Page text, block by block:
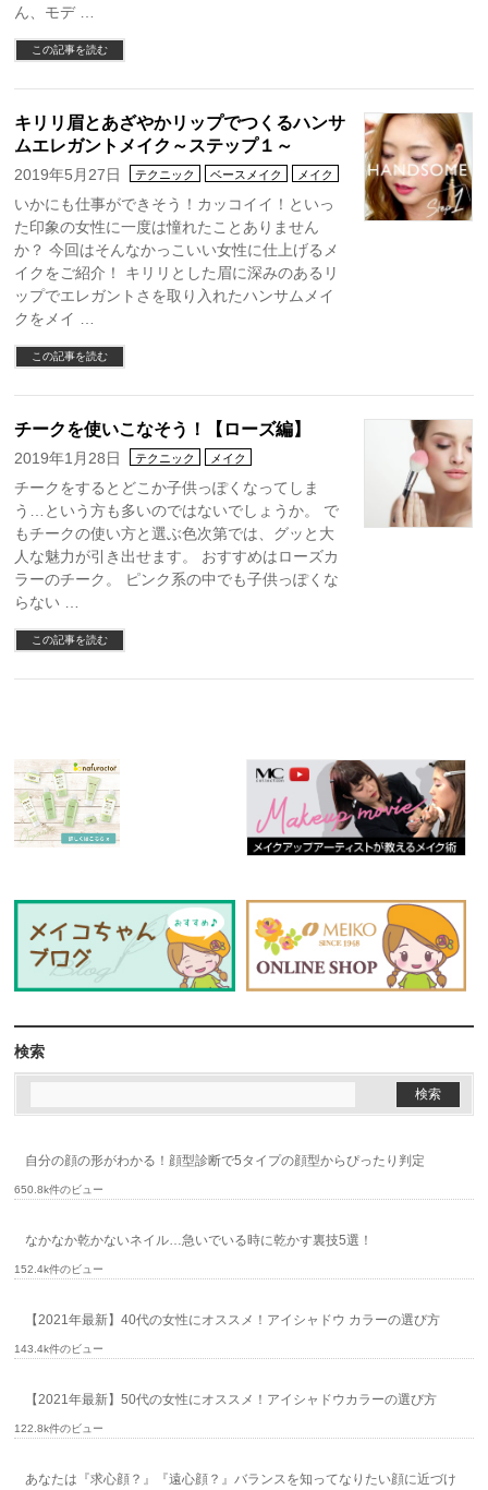
ん、モデ …
この記事を読む
キリリ眉とあざやかリップでつくるハンサ
ムエレガントメイク～ステップ１～
2019年5月27日 テクニック ベースメイク メイク
いかにも仕事ができそう！カッコイイ！といっ
た印象の女性に一度は憧れたことありません
か？ 今回はそんなかっこいい女性に仕上げるメ
イクをご紹介！ キリリとした眉に深みのあるリ
ップでエレガントさを取り入れたハンサムメイ
クをメイ …
この記事を読む
チークを使いこなそう！【ローズ編】
2019年1月28日 テクニック メイク
チークをするとどこか子供っぽくなってしま
う…という方も多いのではないでしょうか。 で
もチークの使い方と選ぶ色次第では、グッと大
人な魅力が引き出せます。 おすすめはローズカ
ラーのチーク。 ピンク系の中でも子供っぽくな
らない …
この記事を読む
検索
自分の顔の形がわかる！顔型診断で5タイプの顔型からぴったり判定
650.8k件のビュー
なかなか乾かないネイル…急いでいる時に乾かす裏技5選！
152.4k件のビュー
【2021年最新】40代の女性にオススメ！アイシャドウ カラーの選び方
143.4k件のビュー
【2021年最新】50代の女性にオススメ！アイシャドウカラーの選び方
122.8k件のビュー
あなたは『求心顔？』『遠心顔？』バランスを知ってなりたい顔に近づけ